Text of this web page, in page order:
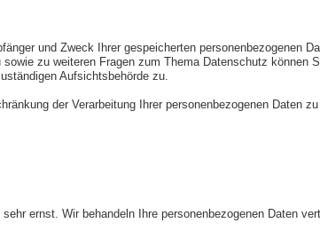
und Zweck Ihrer gespeicherten personenbezogenen
zu weiteren Fragen zum Thema Datenschutz können
Aufsichtsbehörde zu.
der Verarbeitung Ihrer personenbezogenen Daten
ernst. Wir behandeln Ihre personenbezogenen Daten